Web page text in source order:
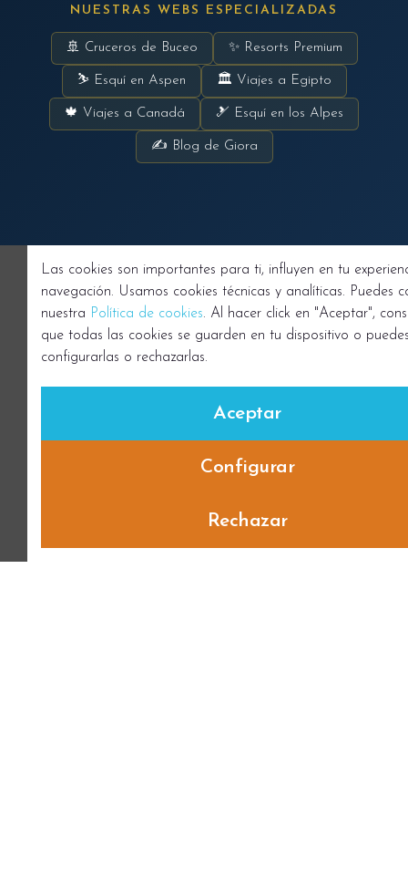
NUESTRAS WEBS ESPECIALIZADAS
🚢 Cruceros de Buceo ✨ Resorts Premium
⛷ Esquí en Aspen 🏛 Viajes a Egipto
🍁 Viajes a Canadá 🎿 Esquí en los Alpes
✍ Blog de Giora
Las cookies son importantes para ti, influyen en tu
navegación. Usamos cookies técnicas y analíticas. Puedes
nuestra Política de cookies. Al hacer click en "Aceptar",
que todas las cookies se guarden en tu dispositivo o
configurarlas o rechazarlas.
Aceptar
Configurar
Rechazar